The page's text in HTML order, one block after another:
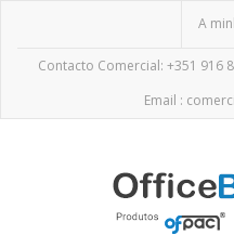
A
Contacto Comercial: +351 916
Email :